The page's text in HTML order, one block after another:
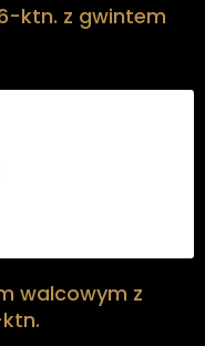
ktn. z gwintem
walcowym z